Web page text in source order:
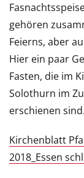
gehören
Feierns, aber
Hier ein paar
Fasten, die im
Solothurn im
erschienen sind.
Kirchenblatt
2018_Essen